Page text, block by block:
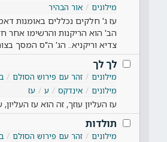
מילונים
אור הבהיר
עז ג' חלקים נכללים באומנות
הב' הוא הריקנות והרשימו אחר
צדיא וריקניא.. הג' ה"ס המסך
לך לך
מילונים זהר עם פירוש הסולם
מילונים
אינדקס ע עז
עז העליון עוזך, זה הוא עז
תולדות
מילונים זהר עם פירוש הסולם